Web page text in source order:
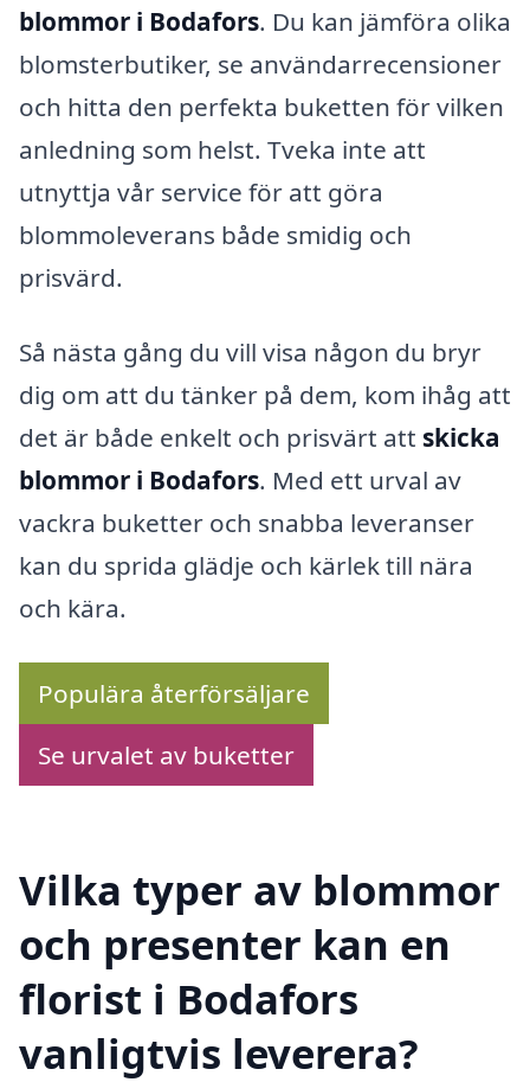
blommor i Bodafors. Du kan jämföra olika
blomsterbutiker, se användarrecensioner
och hitta den perfekta buketten för vilken
anledning som helst. Tveka inte att
utnyttja vår service för att göra
blommoleverans både smidig och
prisvärd.
Så nästa gång du vill visa någon du bryr
dig om att du tänker på dem, kom ihåg att
det är både enkelt och prisvärt att skicka
blommor i Bodafors. Med ett urval av
vackra buketter och snabba leveranser
kan du sprida glädje och kärlek till nära
och kära.
Populära återförsäljare
Se urvalet av buketter
Vilka typer av blommor
och presenter kan en
florist i Bodafors
vanligtvis leverera?